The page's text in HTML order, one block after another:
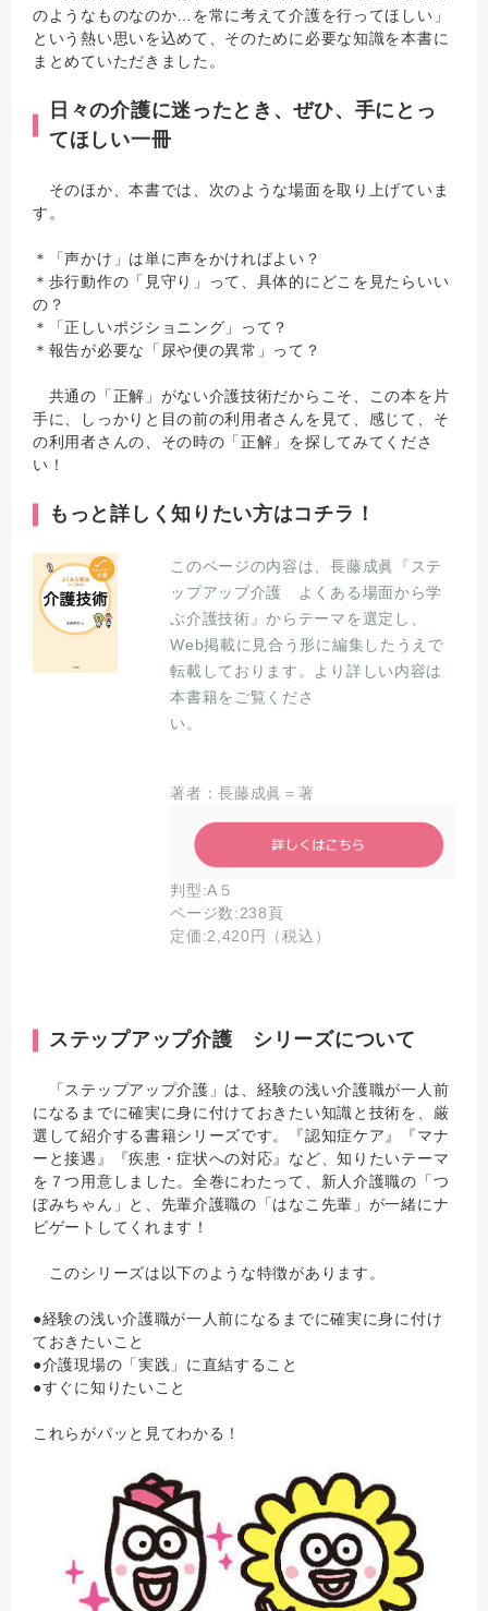
のようなものなのか…を常に考えて介護を行ってほしい」
という熱い思いを込めて、そのために必要な知識を本書に
まとめていただきました。
日々の介護に迷ったとき、ぜひ、手にとっ
てほしい一冊
そのほか、本書では、次のような場面を取り上げていま
す。
＊「声かけ」は単に声をかければよい？
＊歩行動作の「見守り」って、具体的にどこを見たらいい
の？
＊「正しいポジショニング」って？
＊報告が必要な「尿や便の異常」って？
共通の「正解」がない介護技術だからこそ、この本を片
手に、しっかりと目の前の利用者さんを見て、感じて、そ
の利用者さんの、その時の「正解」を探してみてくださ
い！
もっと詳しく知りたい方はコチラ！
このページの内容は、長藤成眞『ステ
ップアップ介護 よくある場面から学
ぶ介護技術』からテーマを選定し、
Web掲載に見合う形に編集したうえで
転載しております。より詳しい内容は
本書籍をご覧くださ
い。
著者：長藤成眞＝著
判型:A５
ページ数:238頁
定価:2,420円（税込）
ステップアップ介護 シリーズについて
「ステップアップ介護」は、経験の浅い介護職が一人前
になるまでに確実に身に付けておきたい知識と技術を、厳
選して紹介する書籍シリーズです。『認知症ケア』『マナ
ーと接遇』『疾患・症状への対応』など、知りたいテーマ
を７つ用意しました。全巻にわたって、新人介護職の「つ
ぼみちゃん」と、先輩介護職の「はなこ先輩」が一緒にナ
ビゲートしてくれます！
このシリーズは以下のような特徴があります。
●経験の浅い介護職が一人前になるまでに確実に身に付け
ておきたいこと
●介護現場の「実践」に直結すること
●すぐに知りたいこと
これらがパッと見てわかる！